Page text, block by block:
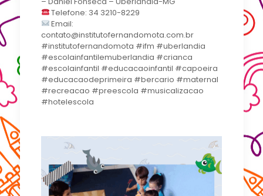
Telefone: 34 3210-8229
Email:
contato@institutofernandomota.com.br
#institutofernandomota #ifm #uberlandia
#escolainfantilemuberlandia #crianca
#escolainfantil #educacaoinfantil #capoeira
#educacaodeprimeira #bercario #maternal
#recreacao #preescola #musicalizacao
#hotelescola